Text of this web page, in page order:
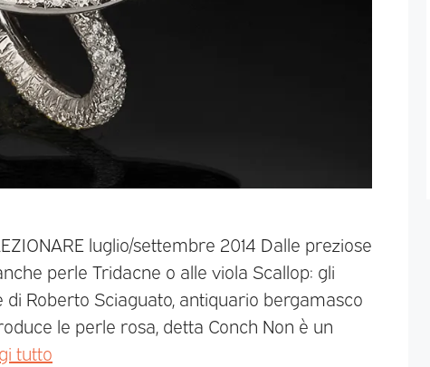
luglio/settembre 2014 Dalle preziose
perle Tridacne o alle viola Scallop: gli
Roberto Sciaguato, antiquario bergamasco
le perle rosa, detta Conch Non è un
tutto